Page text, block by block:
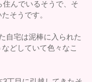
んでいるそうで、そ
そうです。
自宅は泥棒に入られた
どしていて色々なこ